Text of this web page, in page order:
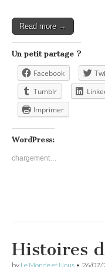
Read more →
Un petit partage ?
Facebook
Tumblr
Imprimer
WordPress:
chargement…
Histoires
by Le Monde et Nous • 26/07/